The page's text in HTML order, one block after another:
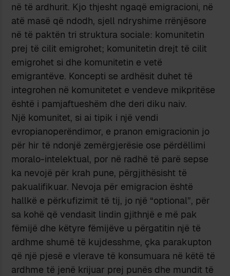
në të ardhurit. Kjo thjesht ngaqë emigracioni, në
atë masë që ndodh, sjell ndryshime rrënjësore
në të paktën tri struktura sociale: komunitetin
prej të cilit emigrohet; komunitetin drejt të cilit
emigrohet si dhe komunitetin e vetë
emigrantëve. Koncepti se ardhësit duhet të
integrohen në komunitetet e vendeve mikpritëse
është i pamjaftueshëm dhe deri diku naiv.
Një komunitet, si ai tipik i një vendi
evropianoperëndimor, e pranon emigracionin jo
për hir të ndonjë zemërgjerësie ose përdëllimi
moralo-intelektual, por në radhë të parë sepse
ka nevojë për krah pune, përgjithësisht të
pakualifikuar. Nevoja për emigracion është
hallkë e përkufizimit të tij, jo një “optional”, për
sa kohë që vendasit lindin gjithnjë e më pak
fëmijë dhe këtyre fëmijëve u përgatitin një të
ardhme shumë të kujdesshme, çka parakupton
që një pjesë e vlerave të konsumuara në këtë të
ardhme të jenë krijuar prej punës dhe mundit të